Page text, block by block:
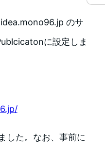
のサ
に設定しま
した。なお、事前に